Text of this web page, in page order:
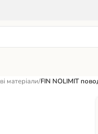
матеріали/FIN NOLIMIT